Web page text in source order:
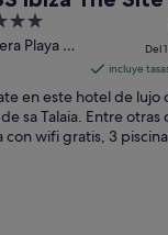
2026
Playa d
Del
incluye
en este hotel de lujo
sa Talaia. Entre otras
con wifi gratis, 3